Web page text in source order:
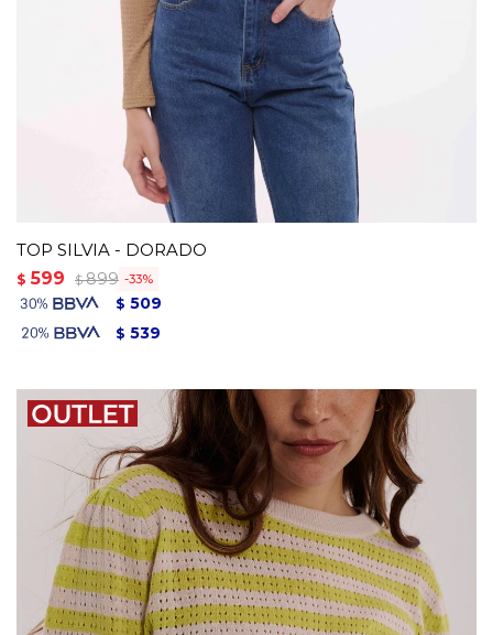
TOP SILVIA - DORADO
$ 599 $ 899 33
$ 509
$ 539